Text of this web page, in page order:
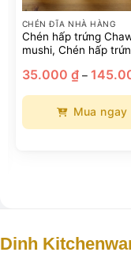
CHÉN ĐĨA NHÀ HÀNG
Chén hấp trứng
mushi, Chén hấp
35.000 ₫ –
Mua ngay
thể.
Các
Dinh